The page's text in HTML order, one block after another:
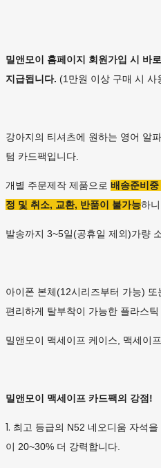
밀앤모이 홈페이지 회원가입 시 바
지급됩니다. (1만원 이상 구매 시 사
강아지의 티셔츠에 원하는 영어 알
텀 카드팩입니다.
개별 주문제작 제품으로 배송준비
정 및 취소, 교환, 반품이 불가능하
발송까지 3~5일(공휴일 제외)가량
아이폰 본체(12시리즈부터 가능)
편리하게 탈부착이 가능한 플라스틱
밀앤모이 맥세이프 케이스, 맥세이
밀앤모이 맥세이프 카드팩의 강점!
1. 최고 등급의 N52 네오디움 자석
이 20~30% 더 강력합니다.